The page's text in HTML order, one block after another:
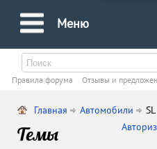
Меню
Правила форума Oтзывы и
Главная Автомобили
SL
Темы